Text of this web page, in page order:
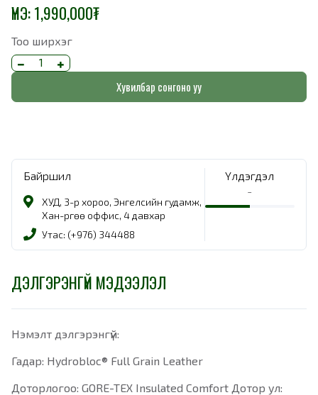
ҮНЭ:1,990,000₮
Тоо ширхэг
Хувилбар сонгоно уу
Байршил
ХУД, 3-р хороо, Энгелсийн гудамж,
Хан-Өргөө оффис, 4 давхар
Утас: (+976) 344488
Үлдэгдэл
-
ДЭЛГЭРЭНГҮЙ МЭДЭЭЛЭЛ
Нэмэлт дэлгэрэнгүй:
Гадар: Hydrobloc® Full Grain Leather
Доторлогоо: GORE-TEX Insulated Comfort Дотор ул: